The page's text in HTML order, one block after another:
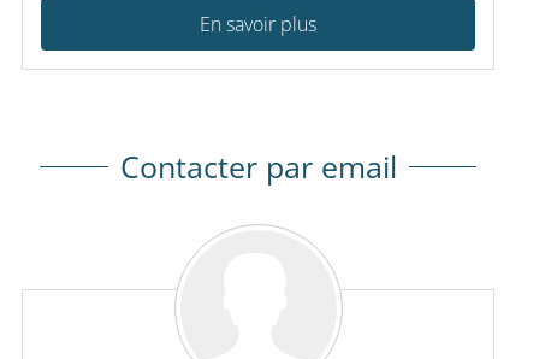
En savoir plus
Contacter par email